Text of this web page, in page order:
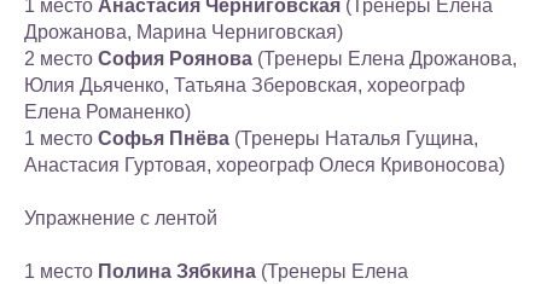
1 место Анастасия Черниговская (Тренеры Елена
Дрожанова, Марина Черниговская)
2 место София Роянова (Тренеры Елена Дрожанова,
Юлия Дьяченко, Татьяна Зберовская, хореограф
Елена Романенко)
1 место Софья Пнёва (Тренеры Наталья Гущина,
Анастасия Гуртовая, хореограф Олеся Кривоносова)
Упражнение с лентой
1 место Полина Зябкина (Тренеры Елена